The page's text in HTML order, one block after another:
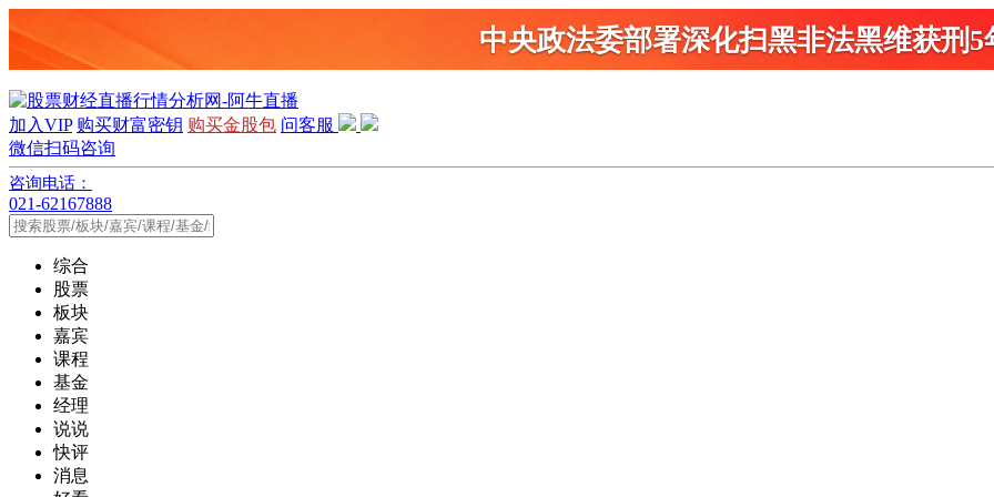
中央政法委部署深化扫黑非法黑维获刑5
加入VIP 购买财富密钥 购买金股包 问客服
微信扫码咨询
咨询电话：
021-62167888
综合
股票
板块
嘉宾
课程
基金
经理
说说
快评
消息